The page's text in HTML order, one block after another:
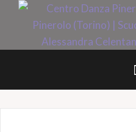
Salta
contenuto